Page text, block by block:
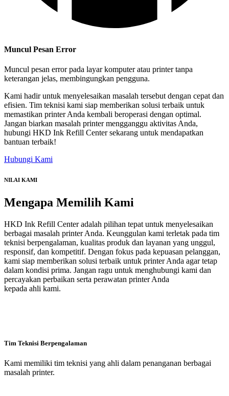
Muncul Pesan Error
Muncul pesan error pada layar komputer atau printer tanpa
keterangan jelas, membingungkan pengguna.
Kami hadir untuk menyelesaikan masalah tersebut dengan cepat dan
efisien. Tim teknisi kami siap memberikan solusi terbaik untuk
memastikan printer Anda kembali beroperasi dengan optimal.
Jangan biarkan masalah printer mengganggu aktivitas Anda,
hubungi HKD Ink Refill Center sekarang untuk mendapatkan
bantuan terbaik!
Hubungi Kami
NILAI KAMI
Mengapa Memilih Kami
HKD Ink Refill Center adalah pilihan tepat untuk menyelesaikan
berbagai masalah printer Anda. Keunggulan kami terletak pada tim
teknisi berpengalaman, kualitas produk dan layanan yang unggul,
responsif, dan kompetitif. Dengan fokus pada kepuasan pelanggan,
kami siap memberikan solusi terbaik untuk printer Anda agar tetap
dalam kondisi prima. Jangan ragu untuk menghubungi kami dan
percayakan perbaikan serta perawatan printer Anda
kepada ahli kami.
Tim Teknisi Berpengalaman
Kami memiliki tim teknisi yang ahli dalam penanganan berbagai
masalah printer.